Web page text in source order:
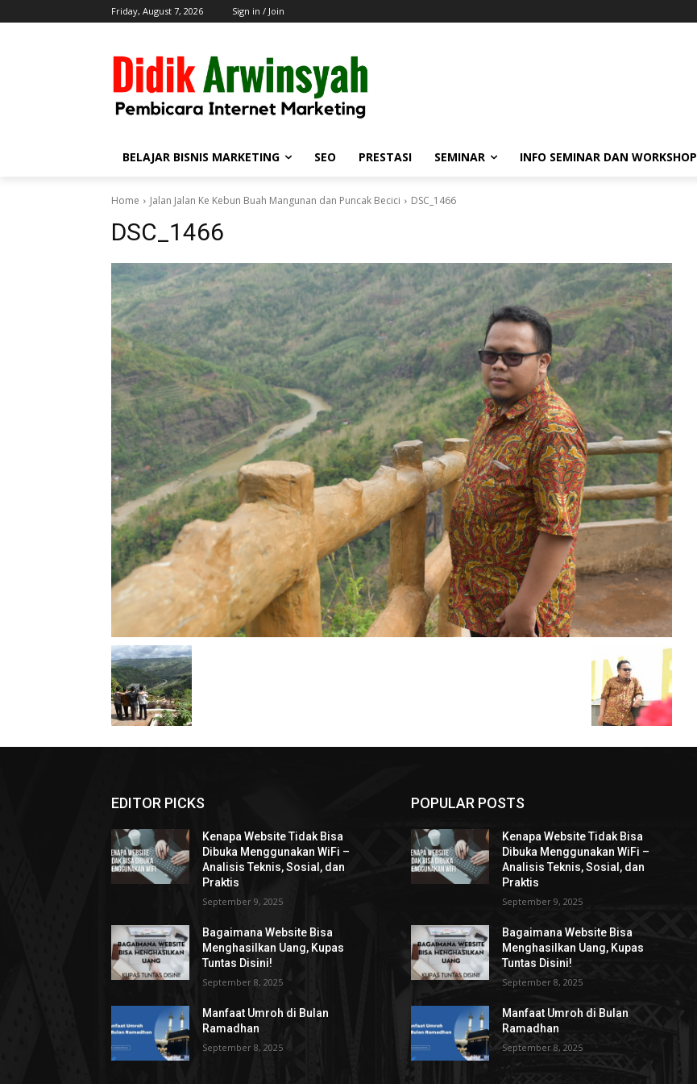
Friday, August 7, 2026 Sign in / Join
BELAJAR BISNIS MARKETING SEO PRESTASI SEMINAR INFO SEMINAR DAN WORKSHOP
Home Jalan Jalan Ke Kebun Buah Mangunan dan Puncak Becici DSC_1466
DSC_1466
EDITOR PICKS
Kenapa Website Tidak Bisa
Dibuka Menggunakan WiFi –
Analisis Teknis, Sosial, dan
Praktis
September 9, 2025
Bagaimana Website Bisa
Menghasilkan Uang, Kupas
Tuntas Disini!
September 8, 2025
Manfaat Umroh di Bulan
Ramadhan
September 8, 2025
POPULAR POSTS
Kenapa Website Tidak Bisa
Dibuka Menggunakan WiFi –
Analisis Teknis, Sosial, dan
Praktis
September 9, 2025
Bagaimana Website Bisa
Menghasilkan Uang, Kupas
Tuntas Disini!
September 8, 2025
Manfaat Umroh di Bulan
Ramadhan
September 8, 2025